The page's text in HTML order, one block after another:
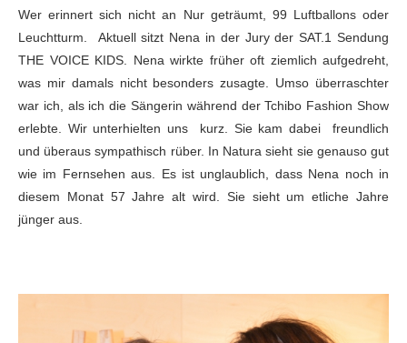
Wer erinnert sich nicht an Nur geträumt, 99 Luftballons oder
Leuchtturm. Aktuell sitzt Nena in derJury der SAT.1 Sendung
THE VOICE KIDS. Nena wirkte früher oft ziemlich aufgedreht,
was mir damals nicht besonders zusagte. Umso überraschter
war ich, als ich die Sängerin während der Tchibo Fashion Show
erlebte. Wir unterhielten uns kurz. Siekam dabei freundlich
und überaus sympathisch rüber. In Natura sieht sie genauso gut
wie im Fernsehen aus. Es ist unglaublich, dass Nena noch in
diesem Monat 57 Jahre alt wird. Sie sieht um etliche Jahre
jünger aus.